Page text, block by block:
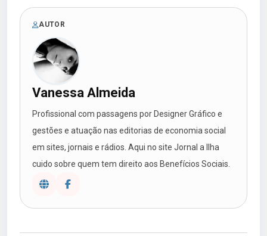
AUTOR
Vanessa Almeida
Profissional com passagens por Designer Gráfico e
gestões e atuação nas editorias de economia social
em sites, jornais e rádios. Aqui no site Jornal a Ilha
cuido sobre quem tem direito aos Benefícios Sociais.